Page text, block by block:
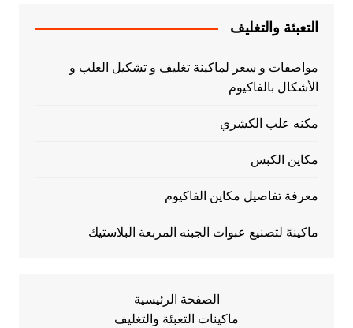
التعبئة والتغليف
مواصفات و سعر لماكينة تغليف و تشكيل العلب و
الأشكال بالفاكيوم
مكنه علب الكشري
مكاين الكبس
معرفة تفاصيل مكاين الفاكيوم
ماكينهً لتصنيع عبوات الجبنه المربعة البلاستيك
الصفحة الرئيسية
ماكينات التعبئة والتغليف